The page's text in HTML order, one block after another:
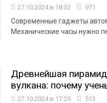
27.10.2024 в 18:32 971
Современные гаджеты
Механические часы нужно
Древнейшая
вулкана: почему
27.10.2024 в 17:25 513